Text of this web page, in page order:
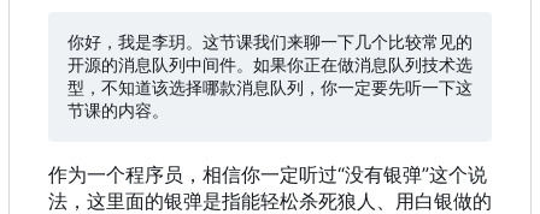
你好，我是李玥。这节课我们来聊一下几个比较常见的
开源的消息队列中间件。如果你正在做消息队列技术选
型，不知道该选择哪款消息队列，你一定要先听一下这
作为一个程序员，相信你一定听过“没有银弹”这个说
法，这里面的银弹是指能轻松杀死狼人、用白银做的